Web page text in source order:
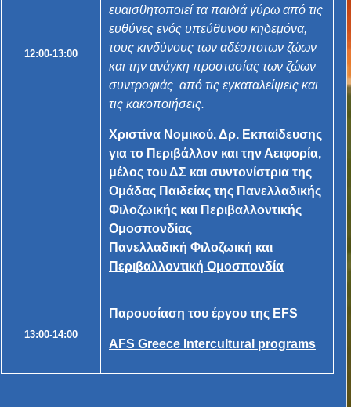
12:00-13:00
ευαισθητοποιεί τα παιδιά γύρω από τις
ευθύνες ενός υπεύθυνου κηδεμόνα,
τους κινδύνους των αδέσποτων ζώων
και την ανάγκη προστασίας των ζώων
συντροφιάς από τις εγκαταλείψεις και
τις κακοποιήσεις.
Χριστίνα Νομικού, Δρ. Εκπαίδευσης
για το Περιβάλλον και την Αειφορία,
μέλος του ΔΣ και συντονίστρια της
Ομάδας Παιδείας της Πανελλαδικής
Φιλοζωικής και Περιβαλλοντικής
Ομοσπονδίας
Πανελλαδική Φιλοζωική και
Περιβαλλοντική Ομοσπονδία
13:00-14:00
Παρουσίαση του έργου της EFS
AFS Greece Intercultural programs